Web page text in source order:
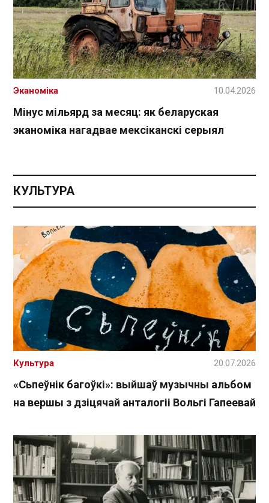
Мінус мільярд за месяц: як беларуская
эканоміка нагадвае мексіканскі серыял
Эканоміка 10.04.2026
КУЛЬТУРА
«Сьпеўнік багоўкі»: выйшаў музычны альбом
на вершы з дзіцячай анталогіі Вольгі Гапеевай
Культура 20.07.2026